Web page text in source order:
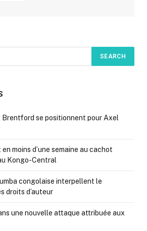
Brentford se positionnent pour Axel
moins d’une semaine au cachot
Kongo-Central
congolaise interpellent le
droits d’auteur
une nouvelle attaque attribuée aux